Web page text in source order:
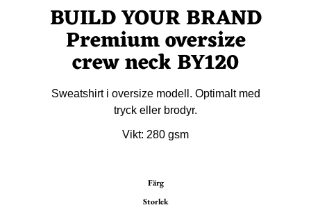
BUILD YOUR BRAND
Premium oversize
crew neck BY120
Sweatshirt i oversize modell. Optimalt med
tryck eller brodyr.
Vikt: 280 gsm
Färg
Storlek